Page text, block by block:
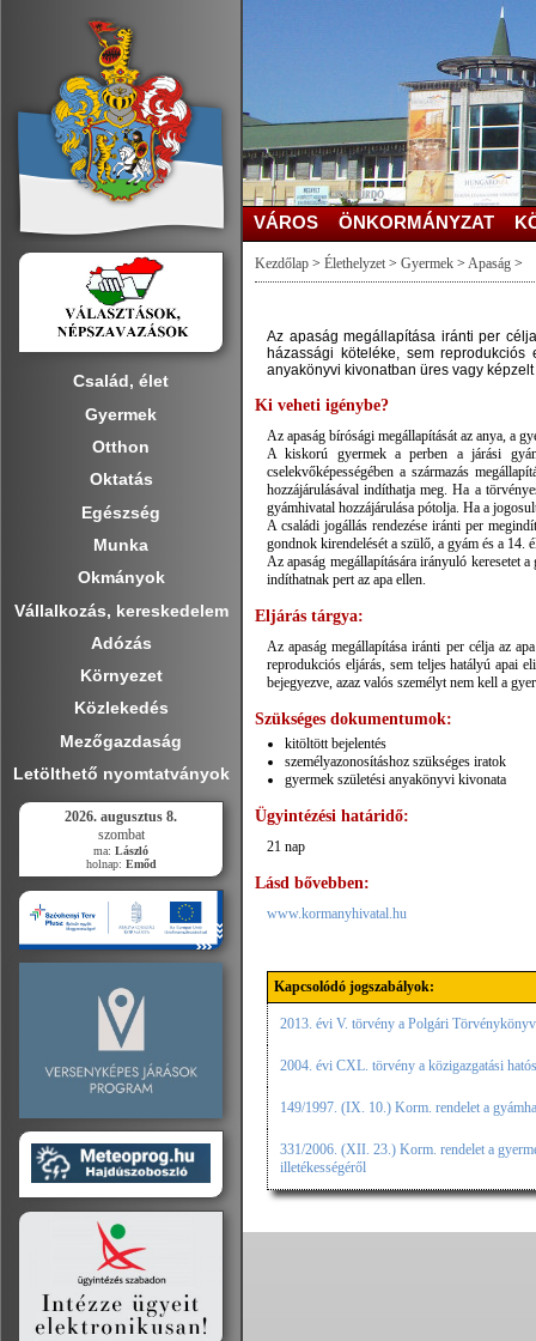
Család, élet
Gyermek
Otthon
Oktatás
Egészség
Munka
Okmányok
Vállalkozás, kereskedelem
Adózás
Környezet
Közlekedés
Mezőgazdaság
Letölthető nyomtatványok
2026. augusztus 8.
szombat
ma: László
holnap: Emőd
VÁROS ÖNKORMÁNYZAT
Kezdőlap > Élethelyzet > Gyermek > Apaság >
Az apaság megállapítása iránti per
házassági köteléke, sem
anyakönyvi kivonatban üres vagy
Ki veheti igénybe?
Az apaság bírósági megállapítását az anya, a
A kiskorú gyermek a perben a járási
cselekvőképességében a származás
hozzájárulásával indíthatja meg. Ha a
gyámhivatal hozzájárulása pótolja. Ha a
A családi jogállás rendezése iránti per
gondnok kirendelését a szülő, a gyám és a 14.
Az apaság megállapítására irányuló keresetet
indíthatnak pert az apa ellen.
Eljárás tárgya:
Az apaság megállapítása iránti per célja az
reprodukciós eljárás, sem teljes hatályú apai
bejegyezve, azaz valós személyt nem kell a
Szükséges dokumentumok:
kitöltött bejelentés
személyazonosításhoz szükséges iratok
gyermek születési anyakönyvi kivonata
Ügyintézési határidő:
21 nap
Lásd bővebben:
www.kormanyhivatal.hu
Kapcsolódó jogszabályok:
2013. évi V. törvény a Polgári
2004. évi CXL. törvény a közigazgatási
149/1997. (IX. 10.) Korm. rendelet a
331/2006. (XII. 23.) Korm. rendelet a
illetékességéről